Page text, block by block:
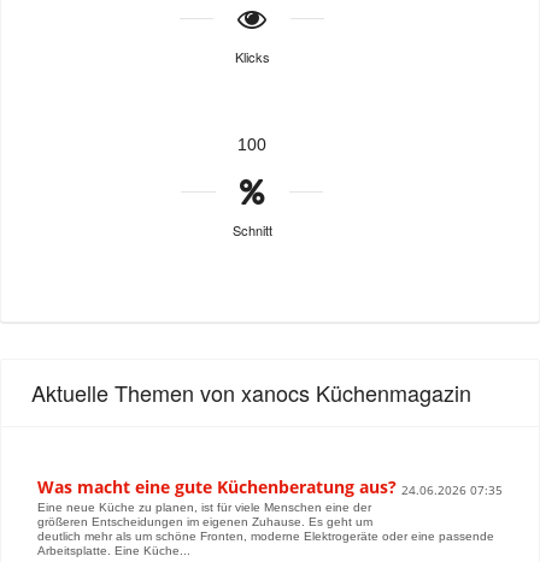
Klicks
100
Schnitt
Aktuelle Themen von xanocs Küchenmagazin
Was macht eine gute Küchenberatung aus? 24.06.2026 07:35
Eine neue Küche zu planen, ist für viele Menschen eine der
größeren Entscheidungen im eigenen Zuhause. Es geht um
deutlich mehr als um schöne Fronten, moderne Elektrogeräte oder eine passende
Arbeitsplatte. Eine Küche...